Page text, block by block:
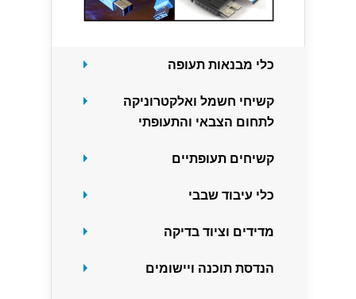
כלי מבנאות תעופה
קשיחי חשמל ואלקטרוניקה
לתחום הצבאי והתעופתי
קשיחים תעופתיים
כלי עיבוד שבבי
מדידים וציוד בדיקה
הנדסת תוכנה ויישומים